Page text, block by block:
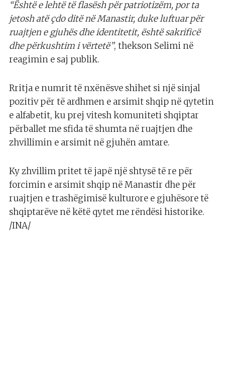
“Është e lehtë të flasësh për patriotizëm, por ta
jetosh atë çdo ditë në Manastir, duke luftuar për
ruajtjen e gjuhës dhe identitetit, është sakrificë
dhe përkushtim i vërtetë”, thekson Selimi në
reagimin e saj publik.
Rritja e numrit të nxënësve shihet si një sinjal
pozitiv për të ardhmen e arsimit shqip në qytetin
e alfabetit, ku prej vitesh komuniteti shqiptar
përballet me sfida të shumta në ruajtjen dhe
zhvillimin e arsimit në gjuhën amtare.
Ky zhvillim pritet të japë një shtysë të re për
forcimin e arsimit shqip në Manastir dhe për
ruajtjen e trashëgimisë kulturore e gjuhësore të
shqiptarëve në këtë qytet me rëndësi historike.
/INA/